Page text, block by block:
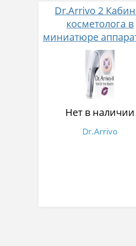
Dr.Arrivo 2
косметолога в
миниатюре
электропорации
мезотерапии
Нет в наличии
Dr.Arrivo